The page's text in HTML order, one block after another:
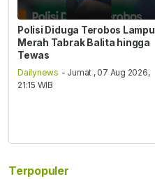
Polisi Diduga Terobos Lampu
Merah Tabrak Balita hingga
Tewas
Dailynews - Jumat , 07 Aug 2026,
21:15 WIB
Terpopuler